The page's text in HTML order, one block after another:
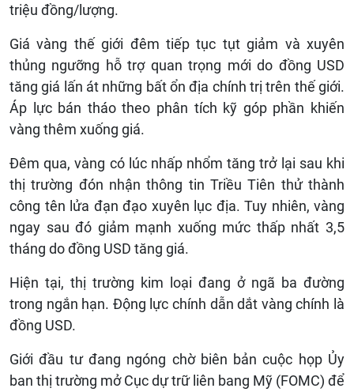
triệu đồng/lượng.
Giá vàng thế giới đêm tiếp tục tụt giảm và xuyên
thủng ngưỡng hỗ trợ quan trọng mới do đồng USD
tăng giá lấn át những bất ổn địa chính trị trên thế giới.
Áp lực bán tháo theo phân tích kỹ góp phần khiến
vàng thêm xuống giá.
Đêm qua, vàng có lúc nhấp nhổm tăng trở lại sau khi
thị trường đón nhận thông tin Triều Tiên thử thành
công tên lửa đạn đạo xuyên lục địa. Tuy nhiên, vàng
ngay sau đó giảm mạnh xuống mức thấp nhất 3,5
tháng do đồng USD tăng giá.
Hiện tại, thị trường kim loại đang ở ngã ba đường
trong ngắn hạn. Động lực chính dẫn dắt vàng chính là
đồng USD.
Giới đầu tư đang ngóng chờ biên bản cuộc họp Ủy
ban thị trường mở Cục dự trữ liên bang Mỹ (FOMC) để